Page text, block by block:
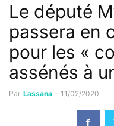
Le député
passera en
pour les «
assénés à
Par Lassana - 11/02/2020